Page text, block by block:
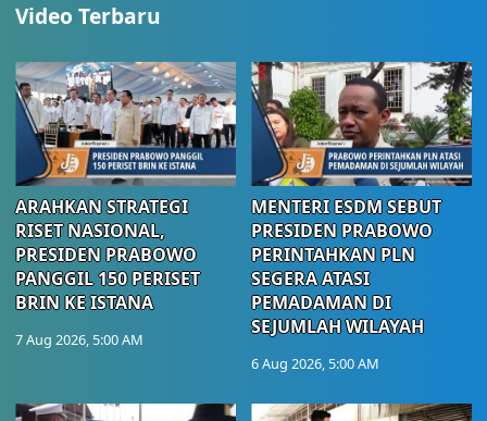
Video Terbaru
ARAHKAN STRATEGI
RISET NASIONAL,
PRESIDEN PRABOWO
PANGGIL 150 PERISET
BRIN KE ISTANA
7 Aug 2026, 5:00 AM
MENTERI ESDM SEBUT
PRESIDEN PRABOWO
PERINTAHKAN PLN
SEGERA ATASI
PEMADAMAN DI
SEJUMLAH WILAYAH
6 Aug 2026, 5:00 AM